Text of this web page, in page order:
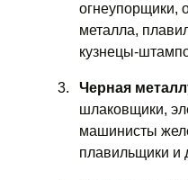
огнеупорщики,
металла,
кузнецы-
Черная
шлаковщики,
машинисты
плавильщики и